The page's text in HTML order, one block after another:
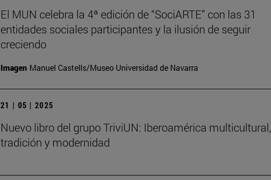
El MUN celebra la 4ª edición de “SociARTE” con las 31
entidades sociales participantes y la ilusión de seguir
creciendo
Imagen Manuel Castells/Museo Universidad de Navarra
21 | 05 | 2025
Nuevo libro del grupo TriviUN: Iberoamérica multicultural,
tradición y modernidad